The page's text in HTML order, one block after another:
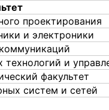
проектирования
и электроники
и
факультет
систем и сетей